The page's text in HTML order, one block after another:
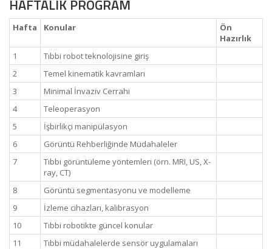
HAFTALIK PROGRAM
Hafta Konular
Ön
Hazırlık
1
Tıbbi robot teknolojisine giriş
2
Temel kinematik kavramları
3
Minimal İnvaziv Cerrahi
4
Teleoperasyon
5
İşbirlikçi manipülasyon
6
Görüntü Rehberliğinde Müdahaleler
7
Tıbbi görüntüleme yöntemleri (örn. MRI, US, X-
ray, CT)
8
Görüntü segmentasyonu ve modelleme
9
İzleme cihazları, kalibrasyon
10
Tıbbi robotikte güncel konular
11
Tıbbi müdahalelerde sensör uygulamaları